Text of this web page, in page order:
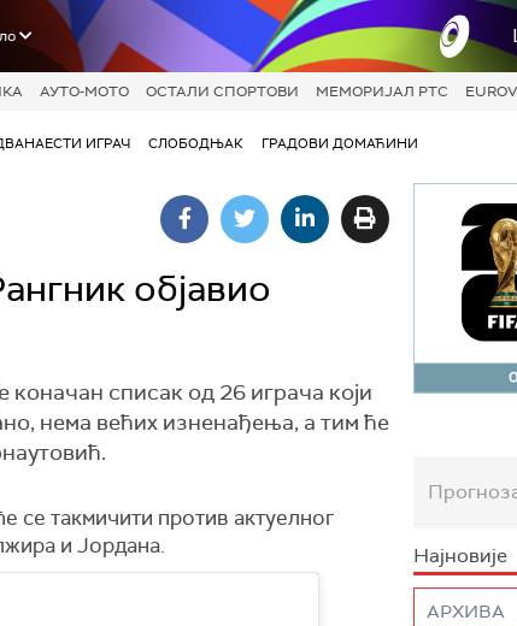
АУТО-МОТО ОСТАЛИ СПОРТОВИ МЕМОРИЈАЛ РТС
ИГРАЧ СЛОБОДЊАК ГРАДОВИ ДОМАЋИНИ
објавио
коначан списак од 26 играча који
нема већих изненађења, а тим ће
се такмичити против актуелног
и Јордана.
Најновије